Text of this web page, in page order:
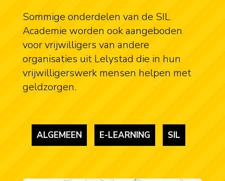
Sommige onderdelen van de SIL
Academie worden ook aangeboden
voor vrijwilligers van andere
organisaties uit Lelystad die in hun
vrijwilligerswerk mensen helpen met
geldzorgen.
ALGEMEEN E-LEARNING SIL